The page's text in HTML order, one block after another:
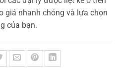
giá nhanh chóng và lựa chọn
của bạn.